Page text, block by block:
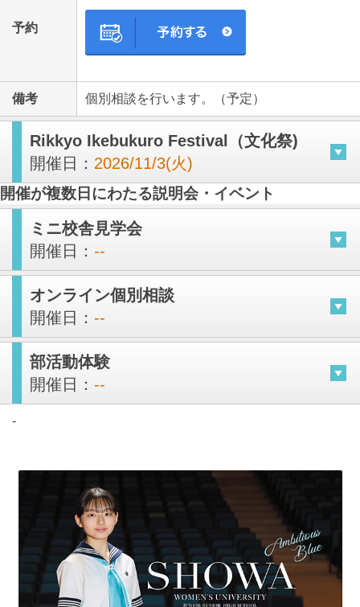
予約
備考 個別相談を行います。（予定）
Rikkyo Ikebukuro Festival（文化祭)
開催日： 2026/11/3(火)
開催が複数日にわたる説明会・イベント
ミニ校舎見学会
開催日： --
オンライン個別相談
開催日： --
部活動体験
開催日： --
-